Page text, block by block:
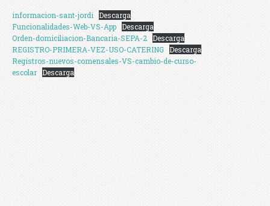
informacion-sant-jordi
Descarga
Funcionalidades-Web-VS-App
Descarga
Orden-domiciliacion-Bancaria-SEPA-2
Descarga
REGISTRO-PRIMERA-VEZ-USO-CATERING
Descarga
Registros-nuevos-comensales-VS-cambio-de-curso-
escolar
Descarga